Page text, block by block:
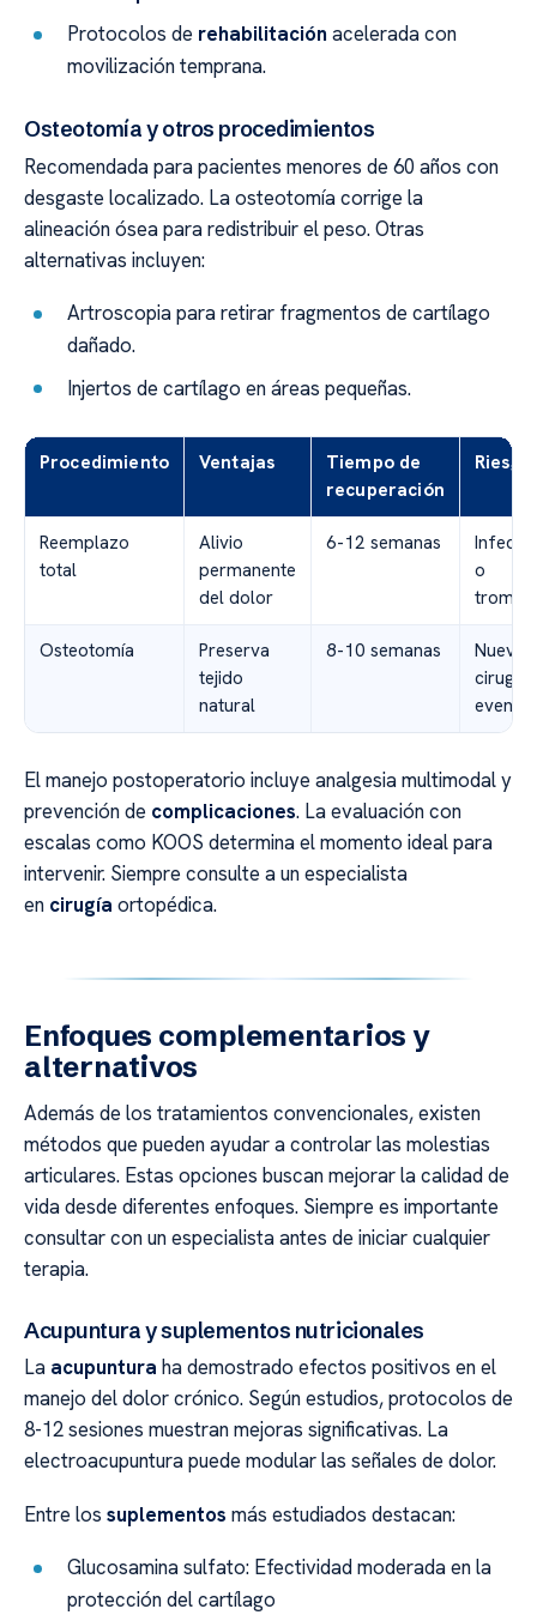
Protocolos de rehabilitación acelerada con
movilización temprana.
Osteotomía y otros procedimientos
Recomendada para pacientes menores de 60 años con
desgaste localizado. La osteotomía corrige la
alineación ósea para redistribuir el peso. Otras
alternativas incluyen:
Artroscopia para retirar fragmentos de cartílago
dañado.
Injertos de cartílago en áreas pequeñas.
Procedimiento Ventajas
Tiempo de
recuperación
Reemplazo
total
Alivio
permanente
del dolor
6-12 semanas
o
Osteotomía
Preserva
tejido
natural
8-10 semanas
Nueva
cirugía
El manejo postoperatorio incluye analgesia multimodal y
prevención de complicaciones. La evaluación con
escalas como KOOS determina el momento ideal para
intervenir. Siempre consulte a un especialista
en cirugía ortopédica.
Enfoques complementarios y
alternativos
Además de los tratamientos convencionales, existen
métodos que pueden ayudar a controlar las molestias
articulares. Estas opciones buscan mejorar la calidad de
vida desde diferentes enfoques. Siempre es importante
consultar con un especialista antes de iniciar cualquier
terapia.
Acupuntura y suplementos nutricionales
La acupuntura ha demostrado efectos positivos en el
manejo del dolor crónico. Según estudios, protocolos de
8-12 sesiones muestran mejoras significativas. La
electroacupuntura puede modular las señales de dolor.
Entre los suplementos más estudiados destacan:
Glucosamina sulfato: Efectividad moderada en la
protección del cartílago